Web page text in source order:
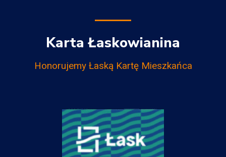
Karta Łaskowianina
Honorujemy Łaską Kartę Mieszkańca